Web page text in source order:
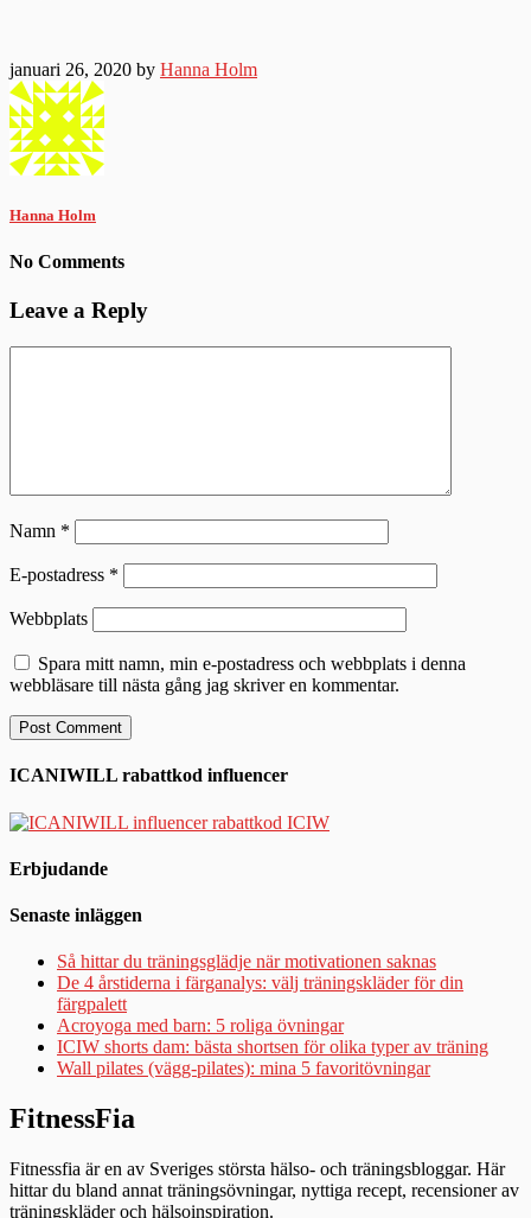
januari 26, 2020 by Hanna Holm
Hanna Holm
No Comments
Leave a Reply
Namn *
E-postadress *
Webbplats
Spara mitt namn, min e-postadress och webbplats i denna
webbläsare till nästa gång jag skriver en kommentar.
ICANIWILL rabattkod influencer
Erbjudande
Senaste inläggen
Så hittar du träningsglädje när motivationen saknas
De 4 årstiderna i färganalys: välj träningskläder för din
färgpalett
Acroyoga med barn: 5 roliga övningar
ICIW shorts dam: bästa shortsen för olika typer av träning
Wall pilates (vägg-pilates): mina 5 favoritövningar
FitnessFia
Fitnessfia är en av Sveriges största hälso- och träningsbloggar. Här
hittar du bland annat träningsövningar, nyttiga recept, recensioner av
träningskläder och hälsoinspiration.